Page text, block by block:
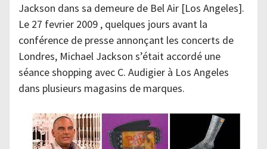
Jackson dans sa demeure de Bel Air [Los Angeles].
Le 27 fevrier 2009 , quelques jours avant la
conférence de presse annonçant les concerts de
Londres, Michael Jackson s’était accordé une
séance shopping avec C. Audigier à Los Angeles
dans plusieurs magasins de marques.